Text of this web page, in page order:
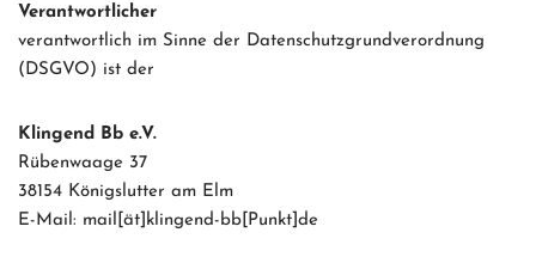
Verantwortlicher
verantwortlich im Sinne der Datenschutzgrundverordnung
(DSGVO) ist der
Klingend Bb e.V.
Rübenwaage 37
38154 Königslutter am Elm
E-Mail: mail[ät]klingend-bb[Punkt]de